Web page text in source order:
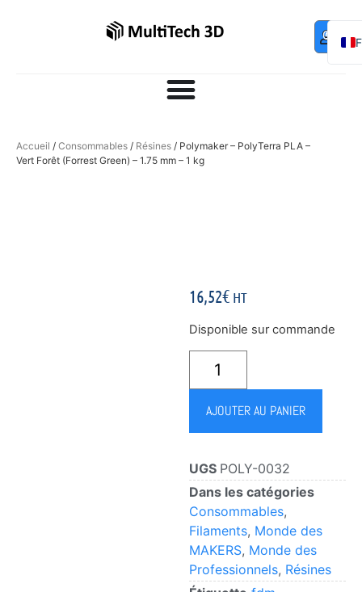
0,00 €
Accueil / Consommables / Résines / Polymaker – PolyTerra PLA –
Vert Forêt (Forrest Green) – 1.75 mm – 1 kg
16,52€ HT
Disponible sur commande
AJOUTER AU PANIER
UGS POLY-0032
Dans les catégories
Consommables,
Filaments, Monde des
MAKERS, Monde des
Professionnels, Résines